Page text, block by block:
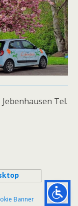
Tel.
Banner